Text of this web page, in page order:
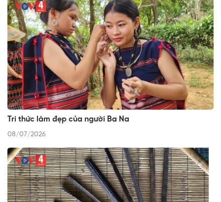
Tri thức làm đẹp của người Ba Na
08/07/2026